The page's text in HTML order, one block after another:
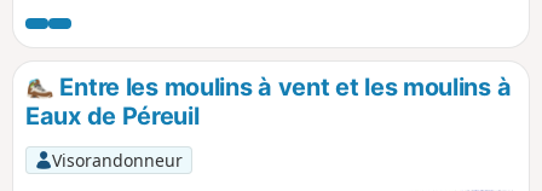
cultures aux beaux jours.
Entre les moulins à vent et les moulins à
Eaux de Péreuil
Visorandonneur